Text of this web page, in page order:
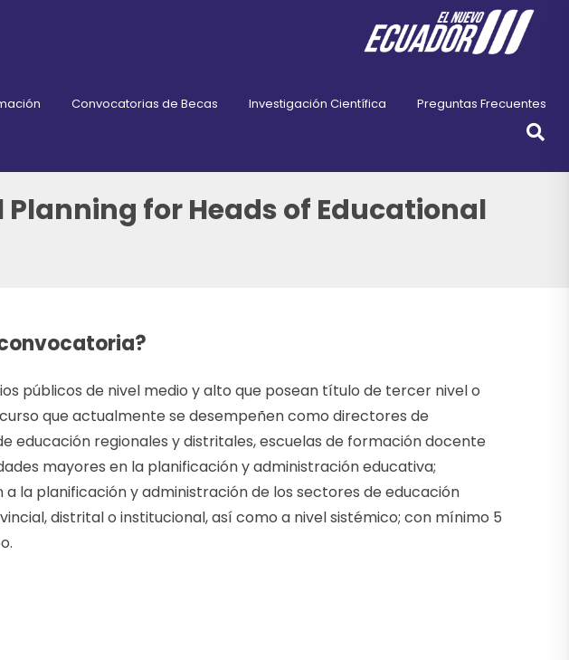
Convocatorias de Becas Investigación Científica Preguntas Frecuentes
for Heads of Educational
públicos de nivel medio y alto que posean título de tercer nivel o
que actualmente se desempeñen como directores de
educación regionales y distritales, escuelas de formación docente
mayores en la planificación y administración educativa;
a la planificación y administración de los sectores de educación
distrital o institucional, así como a nivel sistémico; con mínimo 5